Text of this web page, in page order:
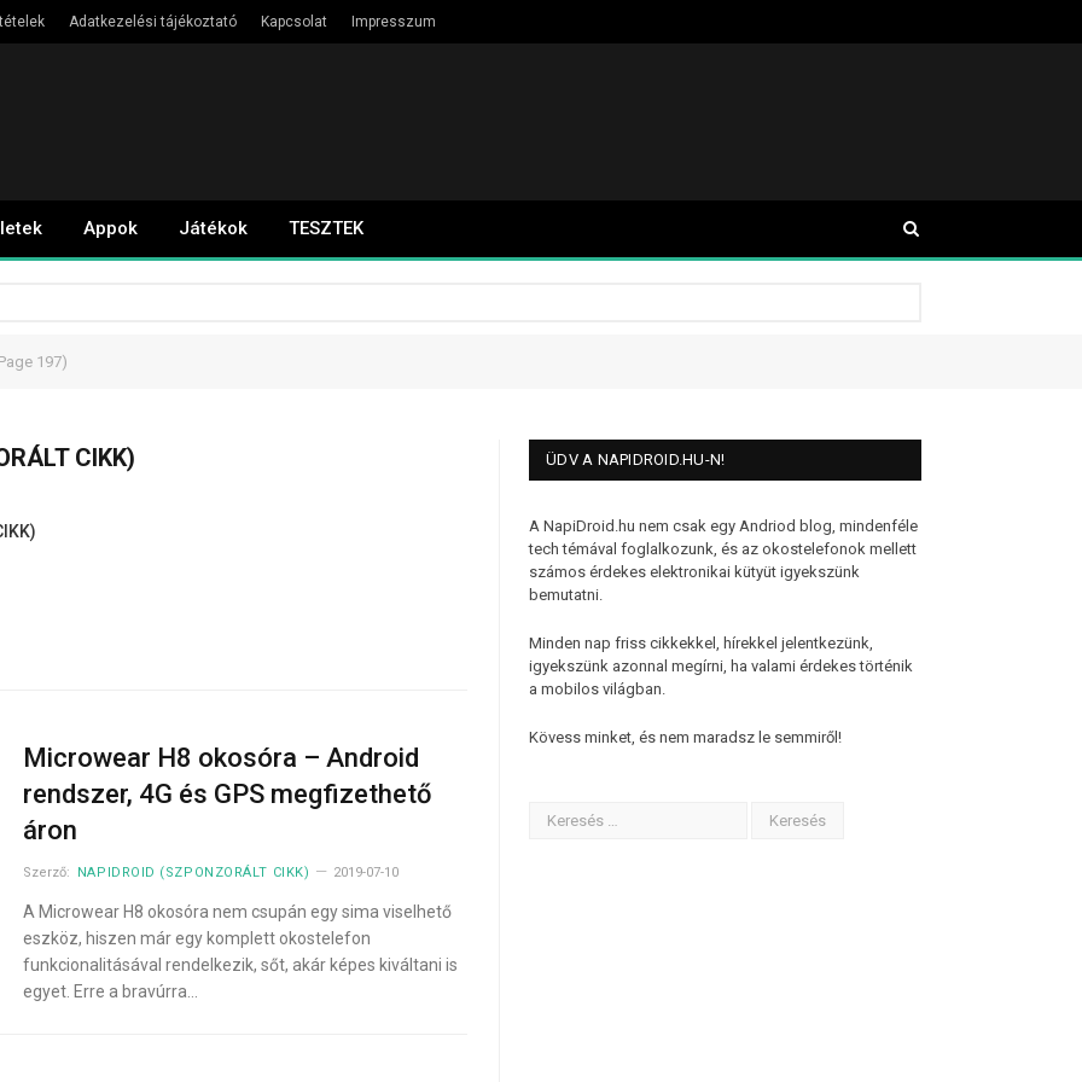
Adatkezelési tájékoztató Kapcsolat Impresszum
Appok Játékok TESZTEK
197)
CIKK)
Microwear H8 okosóra – Android
rendszer, 4G és GPS megfizethető
áron
Szerző: NAPIDROID (SZPONZORÁLT CIKK) 2019-07-10
A Microwear H8 okosóra nem csupán egy sima viselhető
eszköz, hiszen már egy komplett okostelefon
funkcionalitásával rendelkezik, sőt, akár képes kiváltani is
egyet. Erre a bravúrra…
ÜDV A NAPIDROID.HU-N!
A NapiDroid.hu nem csak egy Andriod blog, mindenféle
tech témával foglalkozunk, és az okostelefonok mellett
számos érdekes elektronikai kütyüt igyekszünk
bemutatni.
Minden nap friss cikkekkel, hírekkel jelentkezünk,
igyekszünk azonnal megírni, ha valami érdekes történik
a mobilos világban.
Kövess minket, és nem maradsz le semmiről!